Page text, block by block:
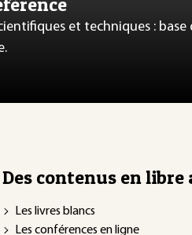
et techniques : base
Des contenus en libre
Les livres blancs
Les conférences en ligne